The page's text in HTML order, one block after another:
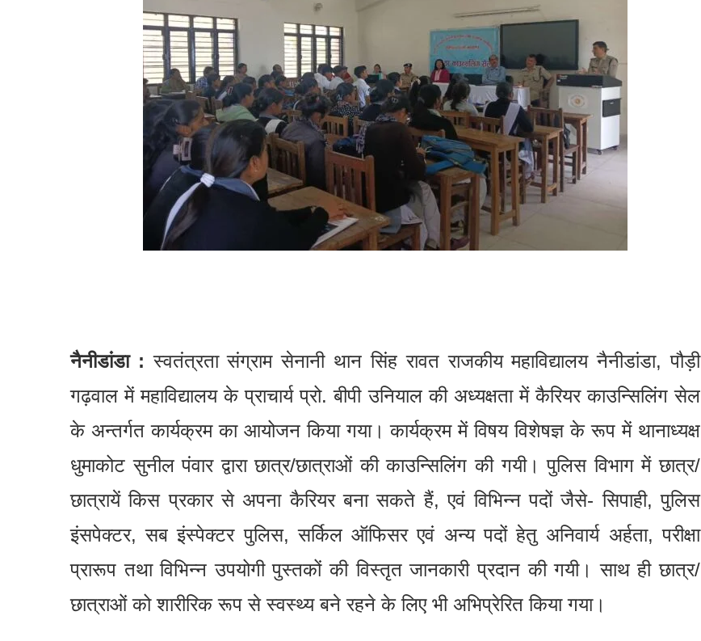
नैनीडांडा : स्वतंत्रता संग्राम सेनानी थान सिंह रावत राजकीय महाविद्यालय नैनीडांडा, पौड़ी
गढ़वाल में महाविद्यालय के प्राचार्य प्रो. बीपी उनियाल की अध्यक्षता में कैरियर काउन्सिलिंग सेल
के अन्तर्गत कार्यक्रम का आयोजन किया गया। कार्यक्रम में विषय विशेषज्ञ के रूप में थानाध्यक्ष
धुमाकोट सुनील पंवार द्वारा छात्र/छात्राओं की काउन्सिलिंग की गयी। पुलिस विभाग में छात्र/
छात्रायें किस प्रकार से अपना कैरियर बना सकते हैं, एवं विभिन्न पदों जैसे- सिपाही, पुलिस
इंसपेक्टर, सब इंस्पेक्टर पुलिस, सर्किल ऑफिसर एवं अन्य पदों हेतु अनिवार्य अर्हता, परीक्षा
प्रारूप तथा विभिन्न उपयोगी पुस्तकों की विस्तृत जानकारी प्रदान की गयी। साथ ही छात्र/
छात्राओं को शारीरिक रूप से स्वस्थ्य बने रहने के लिए भी अभिप्रेरित किया गया।